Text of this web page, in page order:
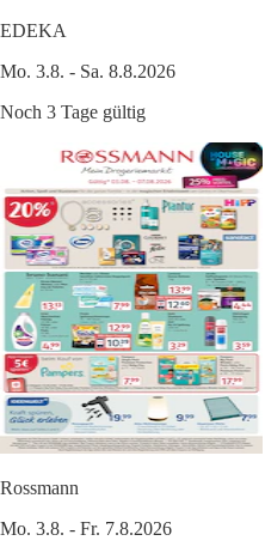
EDEKA
Mo. 3.8. - Sa. 8.8.2026
Noch 3 Tage gültig
Rossmann
Mo. 3.8. - Fr. 7.8.2026